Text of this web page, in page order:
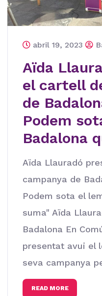
abril 19, 2023
Aïda
el cartell
de
Podem
Badalona
Aïda Llauradó
campanya de
Podem sota el
suma" Aïda
Badalona En
presentat avui el
seva campanya
READ MORE